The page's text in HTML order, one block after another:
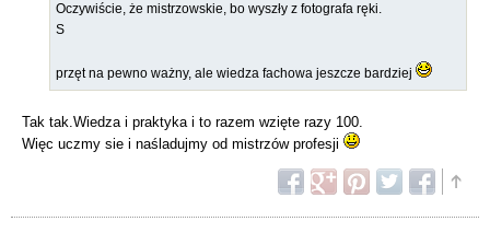
Oczywiście, że mistrzowskie, bo wyszły z fotografa ręki.
S
przęt na pewno ważny, ale wiedza fachowa jeszcze bardziej
Tak tak.Wiedza i praktyka i to razem wzięte razy 100.
Więc uczmy sie i naśladujmy od mistrzów profesji